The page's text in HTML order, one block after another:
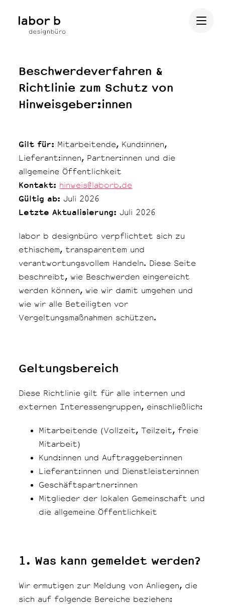
Beschwerdeverfahren &
Richtlinie zum Schutz von
Hinweisgeber:innen
Gilt für: Mitarbeitende, Kund:innen,
Lieferant:innen, Partner:innen und die
allgemeine Öffentlichkeit
Kontakt: hinweis@laborb.de
Gültig ab: Juli 2026
Letzte Aktualisierung: Juli 2026
labor b designbüro verpflichtet sich zu
ethischem, transparentem und
verantwortungsvollem Handeln. Diese Seite
beschreibt, wie Beschwerden eingereicht
werden können, wie wir damit umgehen und
wie wir alle Beteiligten vor
Vergeltungsmaßnahmen schützen.
Geltungsbereich
Diese Richtlinie gilt für alle internen und
externen Interessengruppen, einschließlich:
Mitarbeitende (Vollzeit, Teilzeit, freie
Mitarbeit)
Kund:innen und Auftraggeber:innen
Lieferant:innen und Dienstleister:innen
Geschäftspartner:innen
Mitglieder der lokalen Gemeinschaft und
die allgemeine Öffentlichkeit
1. Was kann gemeldet werden?
Wir ermutigen zur Meldung von Anliegen, die
sich auf folgende Bereiche beziehen: